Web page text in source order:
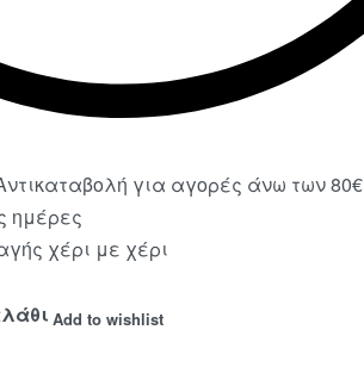
για αγορές άνω των 80€
ημέρες
χέρι με χέρι
Add to wishlist